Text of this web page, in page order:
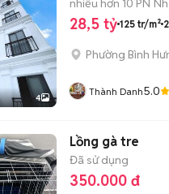
4
28,5 tỷ 125 tr/m²
Phường Bình
Thành Danh5.0
Lồng gà tre
Đã sử dụng
350.000 đ